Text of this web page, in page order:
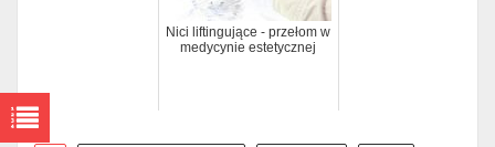
Nici liftingujące - przełom w
medycynie estetycznej